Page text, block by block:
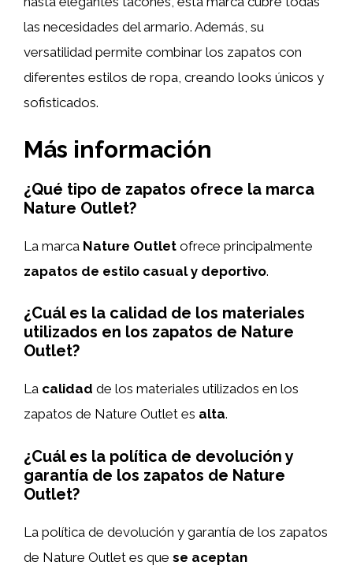
las necesidades del armario. Además, su
versatilidad permite combinar los zapatos con
diferentes estilos de ropa, creando looks únicos y
sofisticados.
Más información
¿Qué tipo de zapatos ofrece la marca
Nature Outlet?
La marca Nature Outlet ofrece principalmente
zapatos de estilo casual y deportivo.
¿Cuál es la calidad de los materiales
utilizados en los zapatos de Nature
Outlet?
La calidad de los materiales utilizados en los
zapatos de Nature Outlet es alta.
¿Cuál es la política de devolución y
garantía de los zapatos de Nature
Outlet?
La política de devolución y garantía de los zapatos
de Nature Outlet es que se aceptan